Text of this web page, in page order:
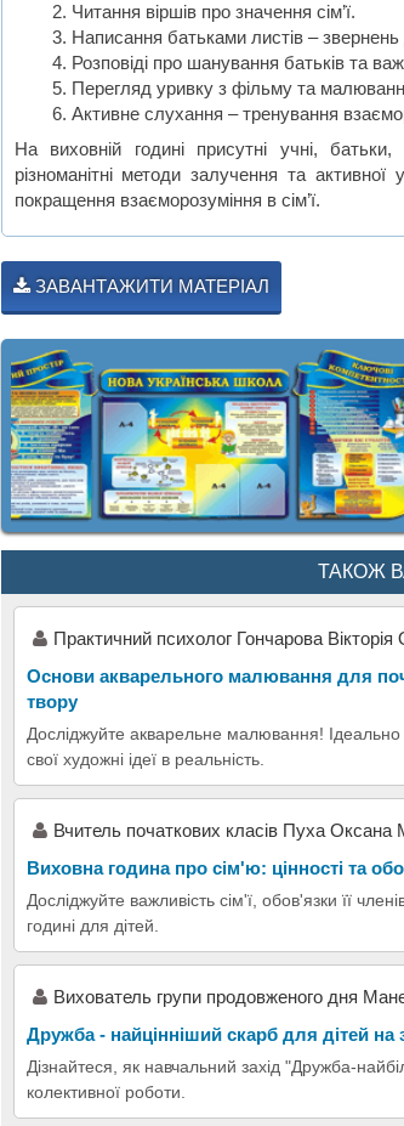
Читання віршів про значення сім’ї.
Написання батьками листів – звернень
Розповіді про шанування батьків та
Перегляд уривку з фільму та
Активне слухання – тренування
На виховній годині присутні учні,
різноманітні методи залучення та
покращення взаєморозуміння в сім’ї.
ЗАВАНТАЖИТИ МАТЕРІАЛ
ТАКОЖ
Практичний психолог Гончарова Вікторія
Основи акварельного малювання для
твору
Досліджуйте акварельне малювання!
свої художні ідеї в реальність.
Вчитель початкових класів Пуха Оксана
Виховна година про сім'ю: цінності та
Досліджуйте важливість сім'ї, обов'язки її
годині для дітей.
Вихователь групи продовженого дня
Дружба - найцінніший скарб для дітей на
Дізнайтеся, як навчальний захід "Дружба-
колективної роботи.